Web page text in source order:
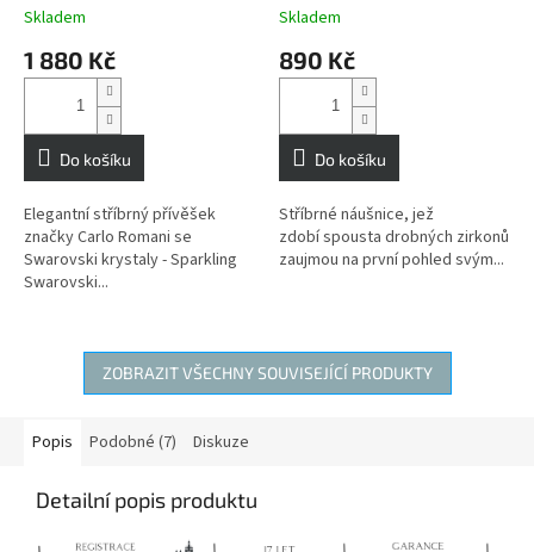
Elements MONTE CARLO
každou příležitost
Skladem
1 880 Kč
Do košíku
Elegantní stříbrný přívěšek
značky Carlo Romani se
Swarovski krystaly - Sparkling
Swarovski...
krásnou jako motýlek
Skladem
890 Kč
Do košíku
Stříbrné náušnice, jež
zdobí spousta drobných zirkonů
zaujmou na první pohled svým...
ZOBRAZIT VŠECHNY SOUVISEJÍCÍ PRODUKTY
Popis Podobné (7) Diskuze
Detailní popis produktu